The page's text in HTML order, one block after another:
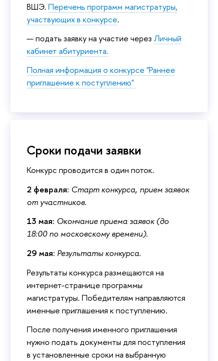
ВШЭ. Перечень программ магистратуры,
участвующих в конкурсе.
подать заявку на участие через Личный
кабинет абитуриента.
Полная информация о конкурсе "Раннее
приглашение к поступлению"
Сроки подачи заявки
Конкурс проводится в один поток.
2 февраля: Старт конкурса, прием заявок
от участников.
13 мая: Окончание приема заявок (до
18:00 по московскому времени).
29 мая: Результаты конкурса.
Результаты конкурса размещаются на
интернет-странице программы
магистратуры. Победителям направляются
именные приглашения к поступлению.
После получения именного приглашения
нужно подать документы для поступления
в установленные сроки на выбранную